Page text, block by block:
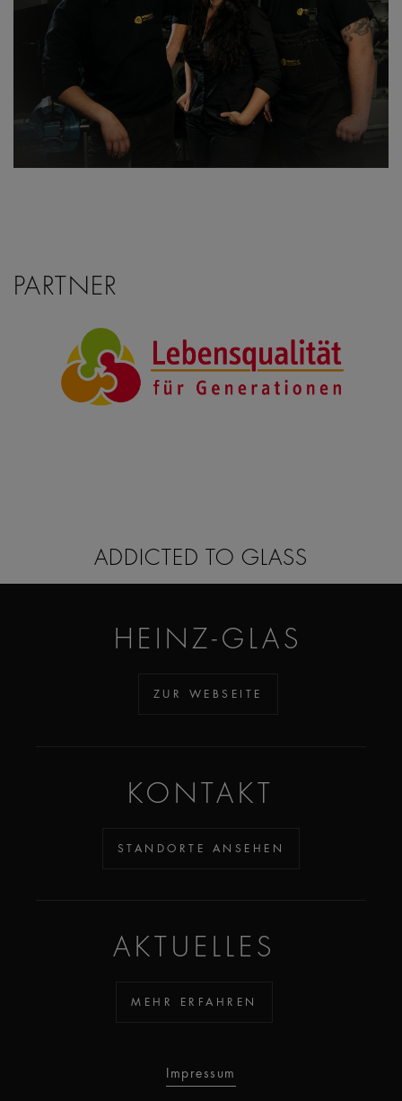
PARTNER
ADDICTED TO GLASS
HEINZ-GLAS
ZUR WEBSEITE
KONTAKT
STANDORTE ANSEHEN
AKTUELLES
MEHR ERFAHREN
Impressum